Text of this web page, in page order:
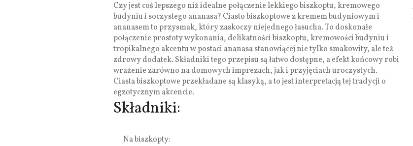
Czy jest coś lepszego niż idealne połączenie lekkiego biszkoptu, kremowego
budyniu i soczystego ananasa? Ciasto biszkoptowe z kremem budyniowym i
ananasem to przysmak, który zaskoczy niejednego łasucha. To doskonałe
połączenie prostoty wykonania, delikatności biszkoptu, kremowości budyniu i
tropikalnego akcentu w postaci ananasa stanowiącej nie tylko smakowity, ale też
zdrowy dodatek. Składniki tego przepisu są łatwo dostępne, a efekt końcowy robi
wrażenie zarówno na domowych imprezach, jak i przyjęciach uroczystych.
Ciasta biszkoptowe przekładane są klasyką, a to jest interpretacją tej tradycji o
egzotycznym akcencie.
Składniki:
Na biszkopty: